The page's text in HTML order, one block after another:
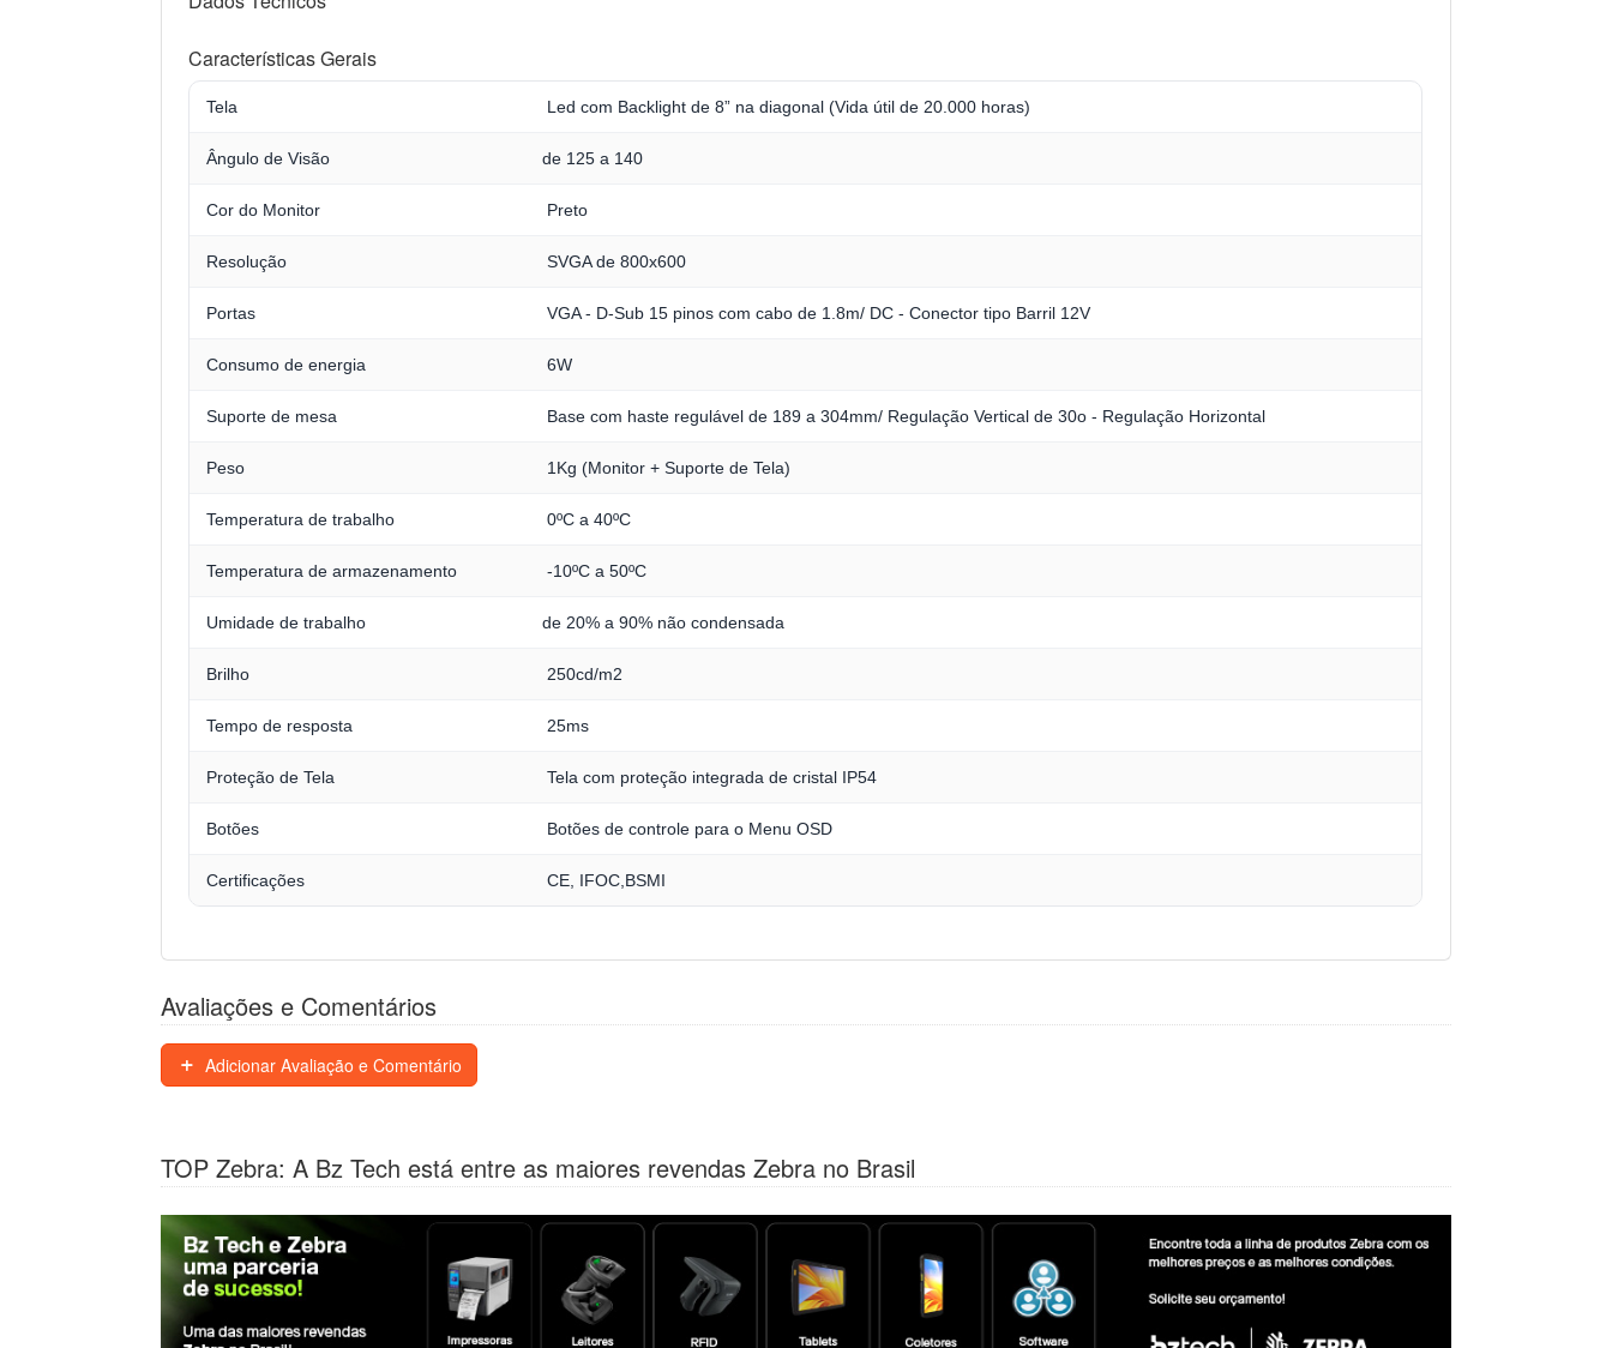
Características Gerais
Tela Led com Backlight de 8” na diagonal (Vida útil de 20.000 horas)
Ângulo de Visão de 125 a 140
Cor do Monitor Preto
Resolução SVGA de 800x600
Portas VGA - D-Sub 15 pinos com cabo de 1.8m/ DC - Conector tipo Barril 12V
Consumo de energia 6W
Suporte de mesa Base com haste regulável de 189 a 304mm/ Regulação Vertical de 30o - Regulação Horizontal
Peso 1Kg (Monitor + Suporte de Tela)
Temperatura de trabalho 0ºC a 40ºC
Temperatura de armazenamento -10ºC a 50ºC
Umidade de trabalho de 20% a 90% não condensada
Brilho 250cd/m2
Tempo de resposta 25ms
Proteção de Tela Tela com proteção integrada de cristal IP54
Botões Botões de controle para o Menu OSD
Certificações CE, IFOC,BSMI
Avaliações e Comentários
Adicionar Avaliação e Comentário
TOP Zebra: A Bz Tech está entre as maiores revendas Zebra no Brasil